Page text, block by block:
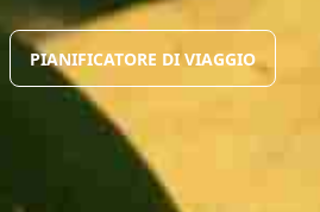
PIANIFICATORE DI VIAGGIO